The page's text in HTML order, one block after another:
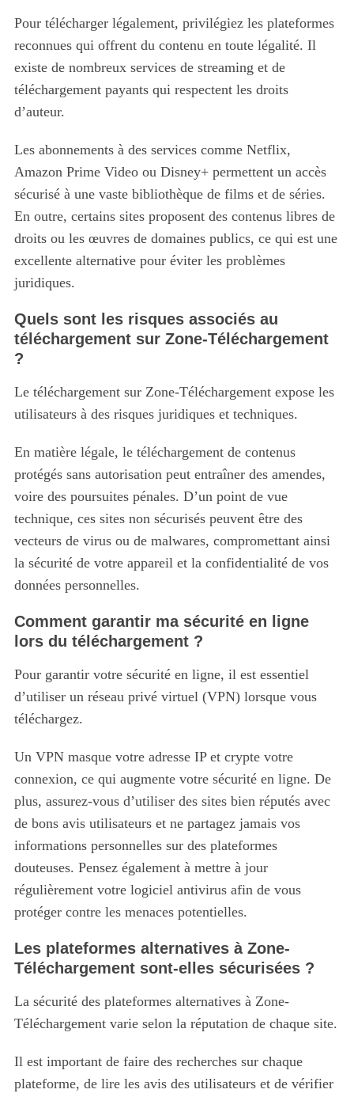
Pour télécharger légalement, privilégiez les plateformes
reconnues qui offrent du contenu en toute légalité. Il
existe de nombreux services de streaming et de
téléchargement payants qui respectent les droits
d’auteur.
Les abonnements à des services comme Netflix,
Amazon Prime Video ou Disney+ permettent un accès
sécurisé à une vaste bibliothèque de films et de séries.
En outre, certains sites proposent des contenus libres de
droits ou les œuvres de domaines publics, ce qui est une
excellente alternative pour éviter les problèmes
juridiques.
Quels sont les risques associés au
téléchargement sur Zone-Téléchargement
?
Le téléchargement sur Zone-Téléchargement expose les
utilisateurs à des risques juridiques et techniques.
En matière légale, le téléchargement de contenus
protégés sans autorisation peut entraîner des amendes,
voire des poursuites pénales. D’un point de vue
technique, ces sites non sécurisés peuvent être des
vecteurs de virus ou de malwares, compromettant ainsi
la sécurité de votre appareil et la confidentialité de vos
données personnelles.
Comment garantir ma sécurité en ligne
lors du téléchargement ?
Pour garantir votre sécurité en ligne, il est essentiel
d’utiliser un réseau privé virtuel (VPN) lorsque vous
téléchargez.
Un VPN masque votre adresse IP et crypte votre
connexion, ce qui augmente votre sécurité en ligne. De
plus, assurez-vous d’utiliser des sites bien réputés avec
de bons avis utilisateurs et ne partagez jamais vos
informations personnelles sur des plateformes
douteuses. Pensez également à mettre à jour
régulièrement votre logiciel antivirus afin de vous
protéger contre les menaces potentielles.
Les plateformes alternatives à Zone-
Téléchargement sont-elles sécurisées ?
La sécurité des plateformes alternatives à Zone-
Téléchargement varie selon la réputation de chaque site.
Il est important de faire des recherches sur chaque
plateforme, de lire les avis des utilisateurs et de vérifier
a
r
c
h
r
: